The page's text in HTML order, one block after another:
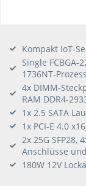
Kompakt IoT-
Single FCBGA-
1736NT-
4x DIMM-
RAM DDR4-
1x 2.5 SATA
1x PCI-E 4.0
2x 25G SFP28,
Anschlüsse
180W 12V